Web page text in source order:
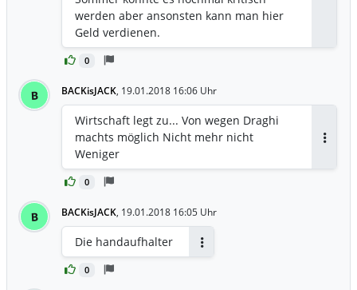
0
werden aber ansonsten kann man hier
Geld verdienen.
B BACKisJACK, 19.01.2018 16:06 Uhr
0
Wirtschaft legt zu... Von wegen Draghi
machts möglich Nicht mehr nicht
Weniger
B BACKisJACK, 19.01.2018 16:05 Uhr
0
Die handaufhalter